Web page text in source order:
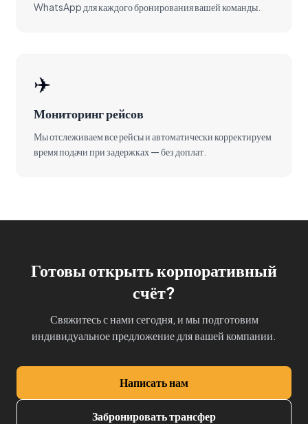
WhatsApp для каждого бронирования вашей команды.
✈️
Мониторинг рейсов
Мы отслеживаем все рейсы и автоматически корректируем
время подачи при задержках — без доплат.
Готовы открыть корпоративный
счёт?
Свяжитесь с нами сегодня, и мы подготовим
индивидуальное предложение для вашей компании.
Написать нам
Забронировать трансфер